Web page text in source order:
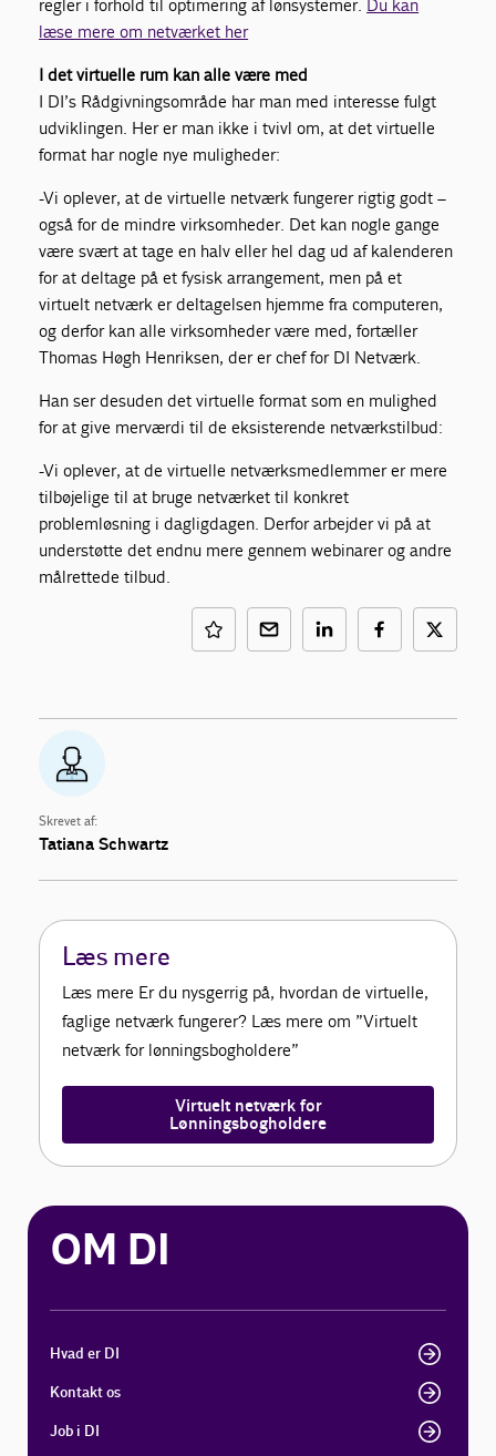
regler i forhold til optimering af lønsystemer.
Du kan
læse mere om netværket her
I det virtuelle rum kan alle være med
I DI’s Rådgivningsområde har man med interesse fulgt
udviklingen. Her er man ikke i tvivl om, at det virtuelle
format har nogle nye muligheder:
-Vi oplever, at de virtuelle netværk fungerer rigtig godt –
også for de mindre virksomheder. Det kan nogle gange
være svært at tage en halv eller hel dag ud af kalenderen
for at deltage på et fysisk arrangement, men på et
virtuelt netværk er deltagelsen hjemme fra computeren,
og derfor kan alle virksomheder være med, fortæller
Thomas Høgh Henriksen, der er chef for DI Netværk.
Han ser desuden det virtuelle format som en mulighed
for at give merværdi til de eksisterende netværkstilbud:
-Vi oplever, at de virtuelle netværksmedlemmer er mere
tilbøjelige til at bruge netværket til konkret
problemløsning i dagligdagen. Derfor arbejder vi på at
understøtte det endnu mere gennem webinarer og andre
målrettede tilbud.
Skrevet af:
Tatiana Schwartz
Læs mere
Læs mere Er du nysgerrig på, hvordan de virtuelle,
faglige netværk fungerer? Læs mere om ”Virtuelt
netværk for lønningsbogholdere”
Virtuelt netværk for
Lønningsbogholdere
OM DI
Hvad er DI
Kontakt os
Job i DI